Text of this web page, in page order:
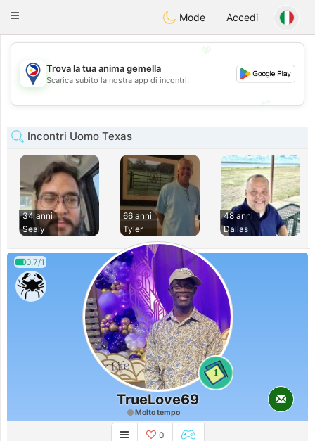
PhilippinesChat
Toggle
Mode Accedi
💖
💕
Trova la tua anima gemella
Scarica subito la nostra app di incontri!
Incontri Uomo Texas
34 anni
Sealy
66 anni
Tyler
48 anni
Dallas
0.7/1
1
TrueLove69
Molto tempo
0